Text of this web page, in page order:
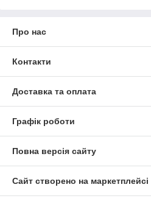
Про нас
Контакти
Доставка та оплата
Графік роботи
Повна версія сайту
Сайт створено на маркетплейсі